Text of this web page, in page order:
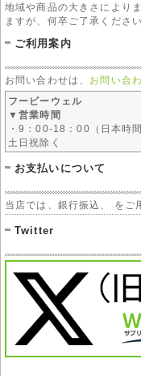
地域や商品の大きさにより
ますが、何卒ご了承ください
ご利用案内
お問い合わせは、 お問い合
フービーウェル
▼営業時間
・9：00-18：00（日本時間
土日祝除く
お支払いについて
当店では、銀行振込、 をご
Twitter